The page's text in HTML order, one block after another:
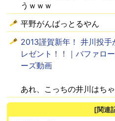
うｗｗｗ
平野がんばっとるやん
2013謹賀新年！ 井川投
レゼント！！｜バファロ
ーズ動画
あれ、こっちの井川はち
[関連